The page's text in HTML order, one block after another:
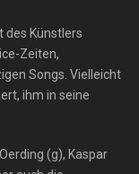
des Künstlers
Zeiten,
Songs. Vielleicht
ihm in seine
(g), Kaspar